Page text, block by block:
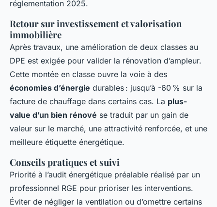
réglementation 2025.
Retour sur investissement et valorisation
immobilière
Après travaux, une amélioration de deux classes au
DPE est exigée pour valider la rénovation d’ampleur.
Cette montée en classe ouvre la voie à des
économies d’énergie durables : jusqu’à -60 % sur la
facture de chauffage dans certains cas. La plus-
value d’un bien rénové se traduit par un gain de
valeur sur le marché, une attractivité renforcée, et une
meilleure étiquette énergétique.
Conseils pratiques et suivi
Priorité à l’audit énergétique préalable réalisé par un
professionnel RGE pour prioriser les interventions.
Éviter de négliger la ventilation ou d’omettre certains